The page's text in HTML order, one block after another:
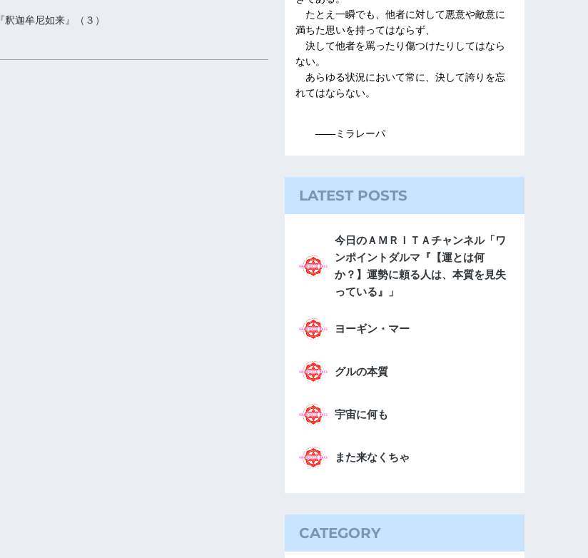
『釈迦牟尼如来』（３）
たとえ一瞬でも、他者に対して悪意や敵意に
満ちた思いを持ってはならず、
決して他者を罵ったり傷つけたりしてはなら
ない。
あらゆる状況において常に、決して誇りを忘
れてはならない。
――ミラレーパ
LATEST POSTS
今日のＡＭＲＩＴＡチャンネル「ワ
ンポイントダルマ『【運とは何
か？】運勢に頼る人は、本質を見失
っている』」
ヨーギン・マー
グルの本質
宇宙に何も
また来なくちゃ
CATEGORY